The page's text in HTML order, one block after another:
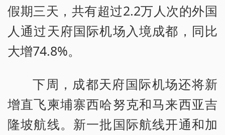
假期三天，共有超过2.2万人次的外国
人通过天府国际机场入境成都，同比
大增74.8%。
下周，成都天府国际机场还将新
增直飞柬埔寨西哈努克和马来西亚吉
隆坡航线。新一批国际航线开通和加